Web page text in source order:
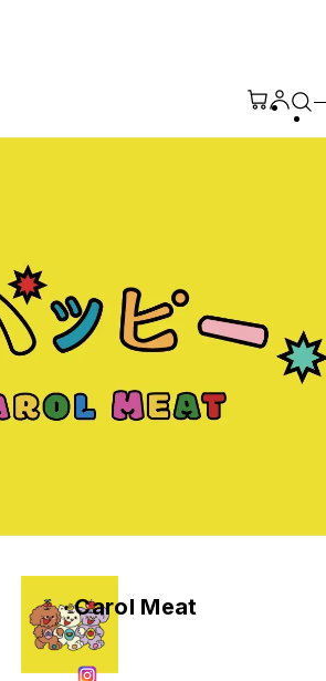
Carol Meat